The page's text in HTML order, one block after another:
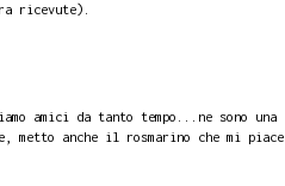
ricevute).
amici da tanto tempo...ne sono una
anche il rosmarino che mi piace